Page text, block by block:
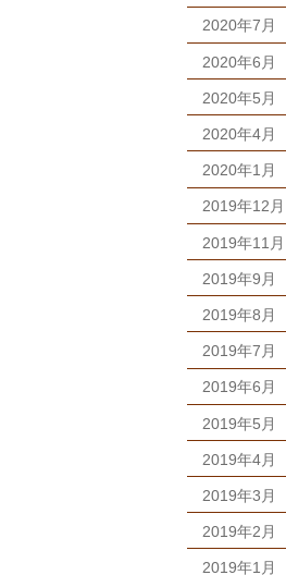
2020年7月
2020年6月
2020年5月
2020年4月
2020年1月
2019年12月
2019年11月
2019年9月
2019年8月
2019年7月
2019年6月
2019年5月
2019年4月
2019年3月
2019年2月
2019年1月